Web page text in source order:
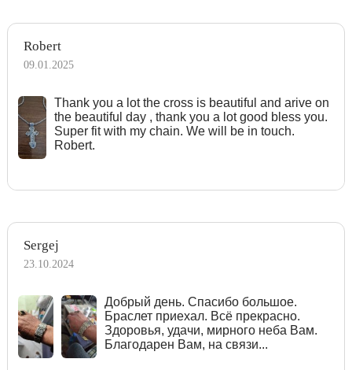
Robert
09.01.2025
Тhank you a lot the cross is beautiful and arive on
the beautiful day , thank you a lot good bless you.
Super fit with my chain. We will be in touch.
Robert.
Sergej
23.10.2024
Добрый день. Спасибо большое.
Браслет приехал. Всё прекрасно.
Здоровья, удачи, мирного неба Вам.
Благодарен Вам, на связи...